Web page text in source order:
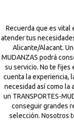
Recuerda que es vital
atender tus
Alicante/Alacant.
MUDANZAS podrá
su servicio. No te fijes
cuenta la experiencia,
necesidad así como la
un TRANSPORTES-
conseguir grandes
selección. Nosotros